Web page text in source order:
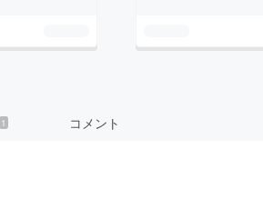
1 コメント